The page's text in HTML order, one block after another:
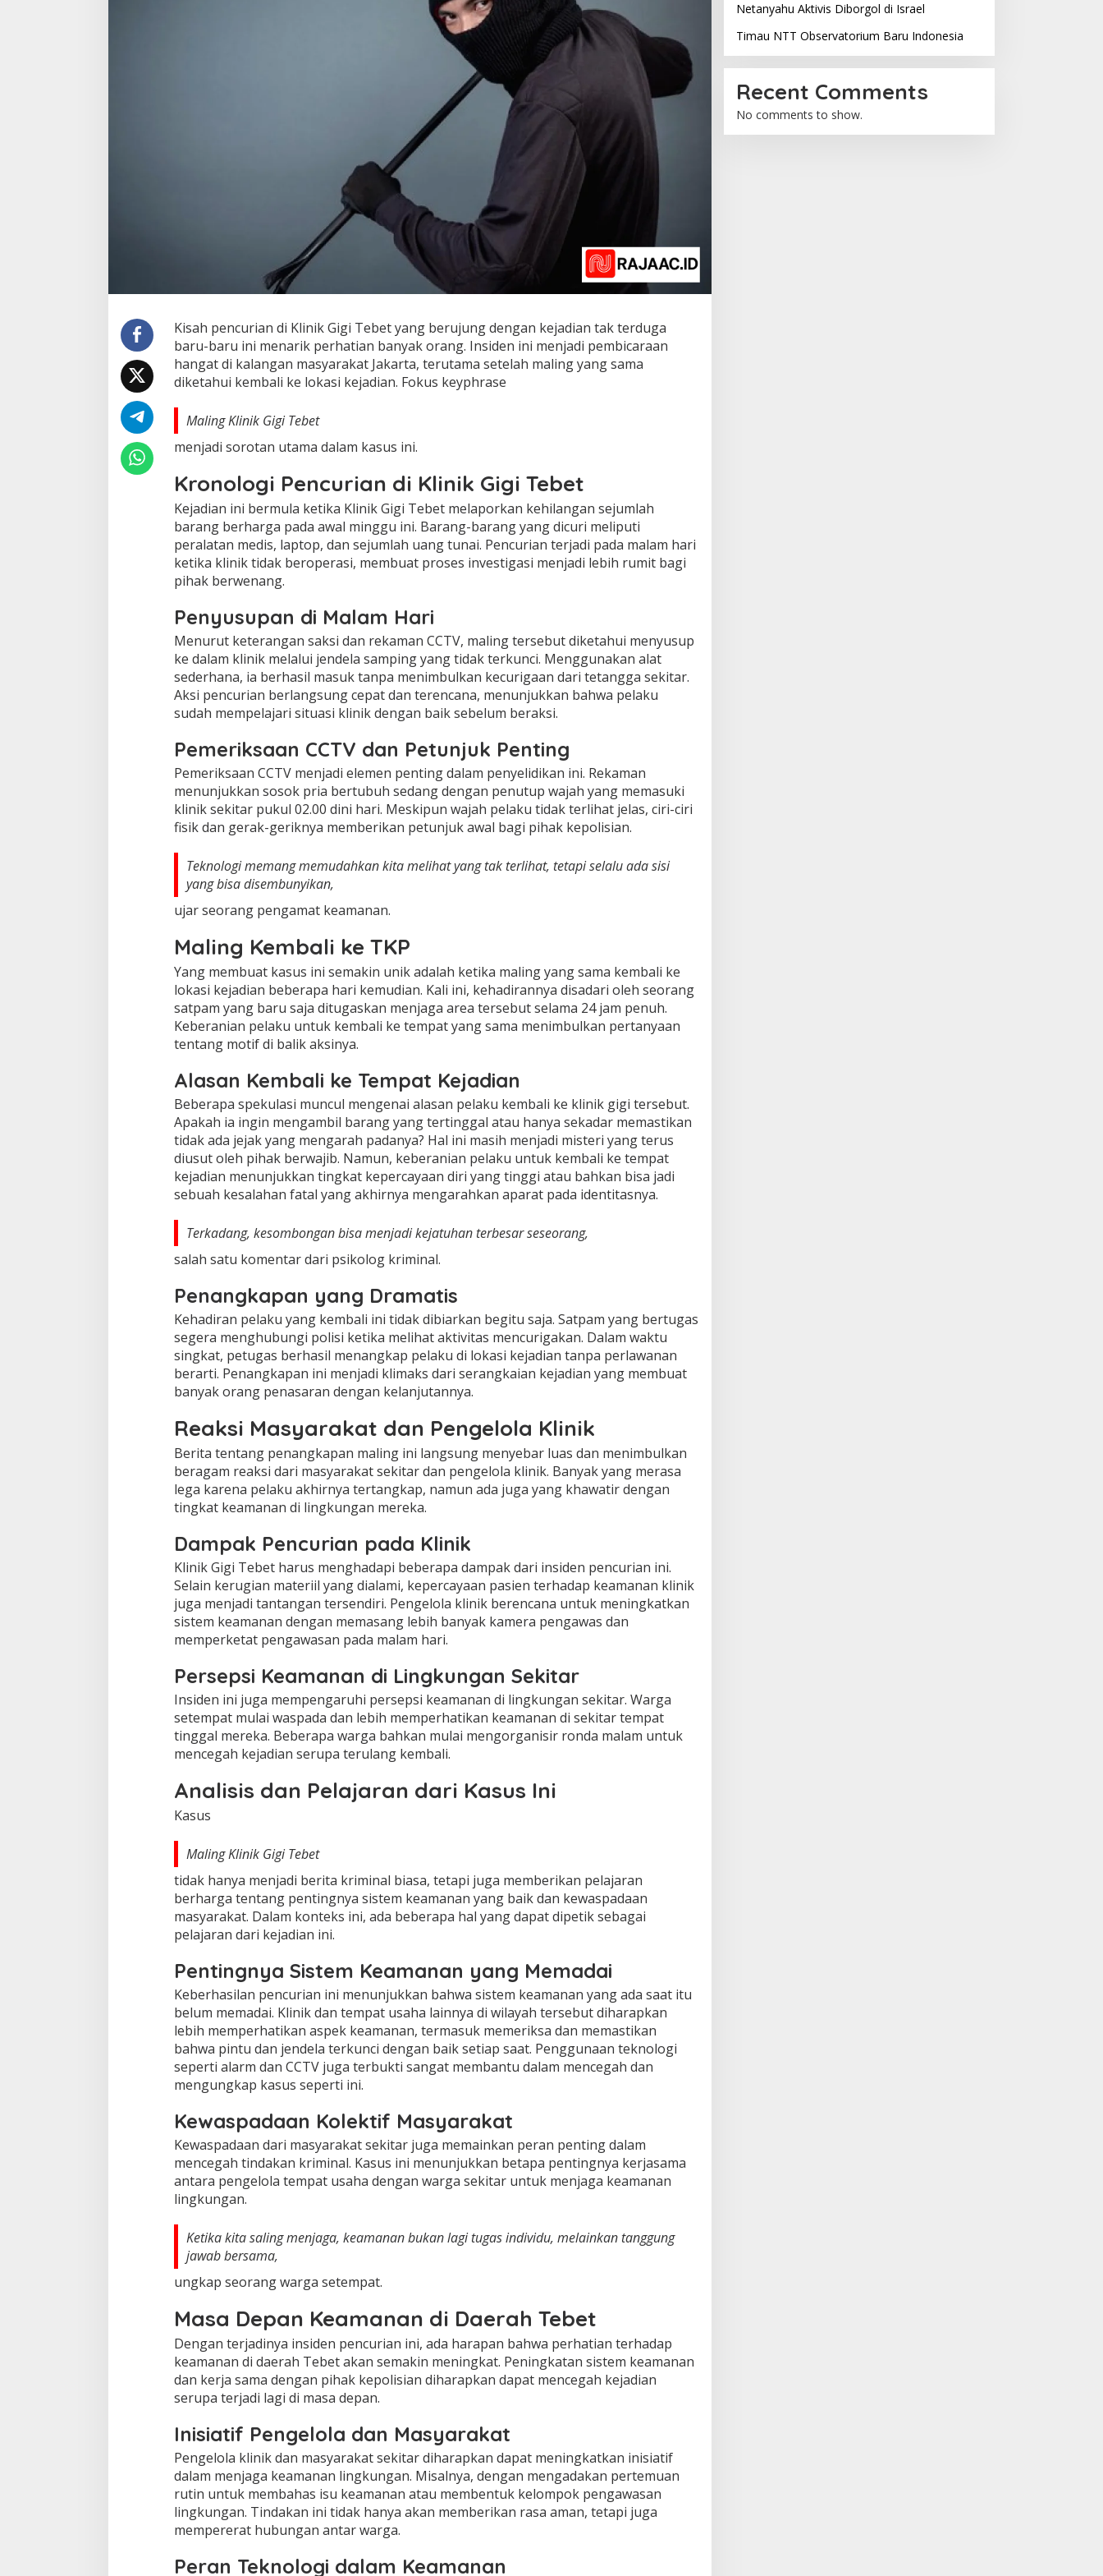
Kisah pencurian di Klinik Gigi Tebet yang berujung dengan kejadian tak terduga
baru-baru ini menarik perhatian banyak orang. Insiden ini menjadi pembicaraan
hangat di kalangan masyarakat Jakarta, terutama setelah maling yang sama
diketahui kembali ke lokasi kejadian. Fokus keyphrase
Maling Klinik Gigi Tebet
menjadi sorotan utama dalam kasus ini.
Kronologi Pencurian di Klinik Gigi Tebet
Kejadian ini bermula ketika Klinik Gigi Tebet melaporkan kehilangan sejumlah
barang berharga pada awal minggu ini. Barang-barang yang dicuri meliputi
peralatan medis, laptop, dan sejumlah uang tunai. Pencurian terjadi pada malam hari
ketika klinik tidak beroperasi, membuat proses investigasi menjadi lebih rumit bagi
pihak berwenang.
Penyusupan di Malam Hari
Menurut keterangan saksi dan rekaman CCTV, maling tersebut diketahui menyusup
ke dalam klinik melalui jendela samping yang tidak terkunci. Menggunakan alat
sederhana, ia berhasil masuk tanpa menimbulkan kecurigaan dari tetangga sekitar.
Aksi pencurian berlangsung cepat dan terencana, menunjukkan bahwa pelaku
sudah mempelajari situasi klinik dengan baik sebelum beraksi.
Pemeriksaan CCTV dan Petunjuk Penting
Pemeriksaan CCTV menjadi elemen penting dalam penyelidikan ini. Rekaman
menunjukkan sosok pria bertubuh sedang dengan penutup wajah yang memasuki
klinik sekitar pukul 02.00 dini hari. Meskipun wajah pelaku tidak terlihat jelas, ciri-ciri
fisik dan gerak-geriknya memberikan petunjuk awal bagi pihak kepolisian.
Teknologi memang memudahkan kita melihat yang tak terlihat, tetapi selalu ada sisi
yang bisa disembunyikan,
ujar seorang pengamat keamanan.
Maling Kembali ke TKP
Yang membuat kasus ini semakin unik adalah ketika maling yang sama kembali ke
lokasi kejadian beberapa hari kemudian. Kali ini, kehadirannya disadari oleh seorang
satpam yang baru saja ditugaskan menjaga area tersebut selama 24 jam penuh.
Keberanian pelaku untuk kembali ke tempat yang sama menimbulkan pertanyaan
tentang motif di balik aksinya.
Alasan Kembali ke Tempat Kejadian
Beberapa spekulasi muncul mengenai alasan pelaku kembali ke klinik gigi tersebut.
Apakah ia ingin mengambil barang yang tertinggal atau hanya sekadar memastikan
tidak ada jejak yang mengarah padanya? Hal ini masih menjadi misteri yang terus
diusut oleh pihak berwajib. Namun, keberanian pelaku untuk kembali ke tempat
kejadian menunjukkan tingkat kepercayaan diri yang tinggi atau bahkan bisa jadi
sebuah kesalahan fatal yang akhirnya mengarahkan aparat pada identitasnya.
Terkadang, kesombongan bisa menjadi kejatuhan terbesar seseorang,
salah satu komentar dari psikolog kriminal.
Penangkapan yang Dramatis
Kehadiran pelaku yang kembali ini tidak dibiarkan begitu saja. Satpam yang bertugas
segera menghubungi polisi ketika melihat aktivitas mencurigakan. Dalam waktu
singkat, petugas berhasil menangkap pelaku di lokasi kejadian tanpa perlawanan
berarti. Penangkapan ini menjadi klimaks dari serangkaian kejadian yang membuat
banyak orang penasaran dengan kelanjutannya.
Reaksi Masyarakat dan Pengelola Klinik
Berita tentang penangkapan maling ini langsung menyebar luas dan menimbulkan
beragam reaksi dari masyarakat sekitar dan pengelola klinik. Banyak yang merasa
lega karena pelaku akhirnya tertangkap, namun ada juga yang khawatir dengan
tingkat keamanan di lingkungan mereka.
Dampak Pencurian pada Klinik
Klinik Gigi Tebet harus menghadapi beberapa dampak dari insiden pencurian ini.
Selain kerugian materiil yang dialami, kepercayaan pasien terhadap keamanan klinik
juga menjadi tantangan tersendiri. Pengelola klinik berencana untuk meningkatkan
sistem keamanan dengan memasang lebih banyak kamera pengawas dan
memperketat pengawasan pada malam hari.
Persepsi Keamanan di Lingkungan Sekitar
Insiden ini juga mempengaruhi persepsi keamanan di lingkungan sekitar. Warga
setempat mulai waspada dan lebih memperhatikan keamanan di sekitar tempat
tinggal mereka. Beberapa warga bahkan mulai mengorganisir ronda malam untuk
mencegah kejadian serupa terulang kembali.
Analisis dan Pelajaran dari Kasus Ini
Kasus
Maling Klinik Gigi Tebet
tidak hanya menjadi berita kriminal biasa, tetapi juga memberikan pelajaran
berharga tentang pentingnya sistem keamanan yang baik dan kewaspadaan
masyarakat. Dalam konteks ini, ada beberapa hal yang dapat dipetik sebagai
pelajaran dari kejadian ini.
Pentingnya Sistem Keamanan yang Memadai
Keberhasilan pencurian ini menunjukkan bahwa sistem keamanan yang ada saat itu
belum memadai. Klinik dan tempat usaha lainnya di wilayah tersebut diharapkan
lebih memperhatikan aspek keamanan, termasuk memeriksa dan memastikan
bahwa pintu dan jendela terkunci dengan baik setiap saat. Penggunaan teknologi
seperti alarm dan CCTV juga terbukti sangat membantu dalam mencegah dan
mengungkap kasus seperti ini.
Kewaspadaan Kolektif Masyarakat
Kewaspadaan dari masyarakat sekitar juga memainkan peran penting dalam
mencegah tindakan kriminal. Kasus ini menunjukkan betapa pentingnya kerjasama
antara pengelola tempat usaha dengan warga sekitar untuk menjaga keamanan
lingkungan.
Ketika kita saling menjaga, keamanan bukan lagi tugas individu, melainkan tanggung
jawab bersama,
ungkap seorang warga setempat.
Masa Depan Keamanan di Daerah Tebet
Dengan terjadinya insiden pencurian ini, ada harapan bahwa perhatian terhadap
keamanan di daerah Tebet akan semakin meningkat. Peningkatan sistem keamanan
dan kerja sama dengan pihak kepolisian diharapkan dapat mencegah kejadian
serupa terjadi lagi di masa depan.
Inisiatif Pengelola dan Masyarakat
Pengelola klinik dan masyarakat sekitar diharapkan dapat meningkatkan inisiatif
dalam menjaga keamanan lingkungan. Misalnya, dengan mengadakan pertemuan
rutin untuk membahas isu keamanan atau membentuk kelompok pengawasan
lingkungan. Tindakan ini tidak hanya akan memberikan rasa aman, tetapi juga
mempererat hubungan antar warga.
Peran Teknologi dalam Keamanan
Netanyahu Aktivis Diborgol di Israel
Timau NTT Observatorium Baru Indonesia
Recent Comments
No comments to show.